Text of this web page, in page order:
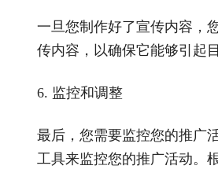
一旦您制作好了宣传内容，
传内容，以确保它能够引起
6. 监控和调整
最后，您需要监控您的推广
工具来监控您的推广活动。